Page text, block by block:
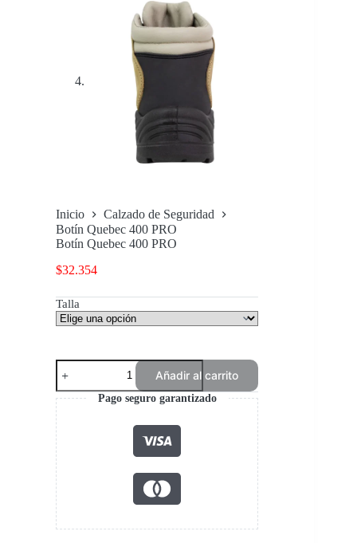
Inicio
Calzado de Seguridad
Botín Quebec 400 PRO
Botín Quebec 400 PRO
$32.354
Talla
Botín
Quebec
400
PRO
cantidad
Añadir al carrito
Pago seguro garantizado